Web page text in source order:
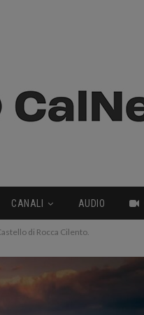
CANALI AUDIO
di Rocca Cilento.